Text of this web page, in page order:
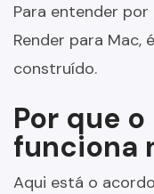
Para entender
Render para
construído.
Por que
funciona
Aqui está o